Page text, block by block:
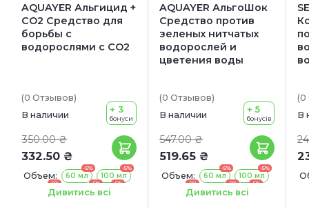
AQUAYER Альгицид +
СО2 Средство для
борьбы с
водорослями с СО2
(0 Отзывов)
В наличии
350.00 ₴
332.50 ₴
+ 3
бонуси
Объем:
-5%
60 мл
-5%
100 мл
-5%
250 мл
-5%
500 мл
-5%
1 л
Дивитись всі
AQUAYER АльгоШок
Средство против
зеленых нитчатых
водорослей и
цветения воды
(0 Отзывов)
В наличии
547.00 ₴
519.65 ₴
+ 5
бонусів
Объем:
-5%
60 мл
-5%
100 мл
-5%
250 мл
-5%
500 мл
-5%
1 л
Дивитись всі
(0
В